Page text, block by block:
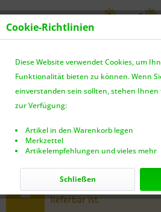
Dieser Artikel steht derzeit
Benachrichtigen Sie mich,
lieferbar ist.
Cookie-Richtlinien
Diese Website verwendet Cookies, um
Funktionalität bieten zu können. Wenn
einverstanden sein sollten, stehen
zur Verfügung:
Artikel in den Warenkorb legen
Merkzettel
Artikelempfehlungen und vieles mehr
Schließen